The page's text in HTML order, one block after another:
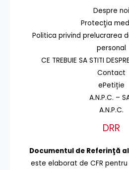
Despre noi
Protecţia
Politica privind prelucrarea
personal
CE TREBUIE SA STITI
Contact
ePetiție
A.N.P.C. –
A.N.P.C.
DRR
Documentul de Referinţă al
este elaborat de CFR